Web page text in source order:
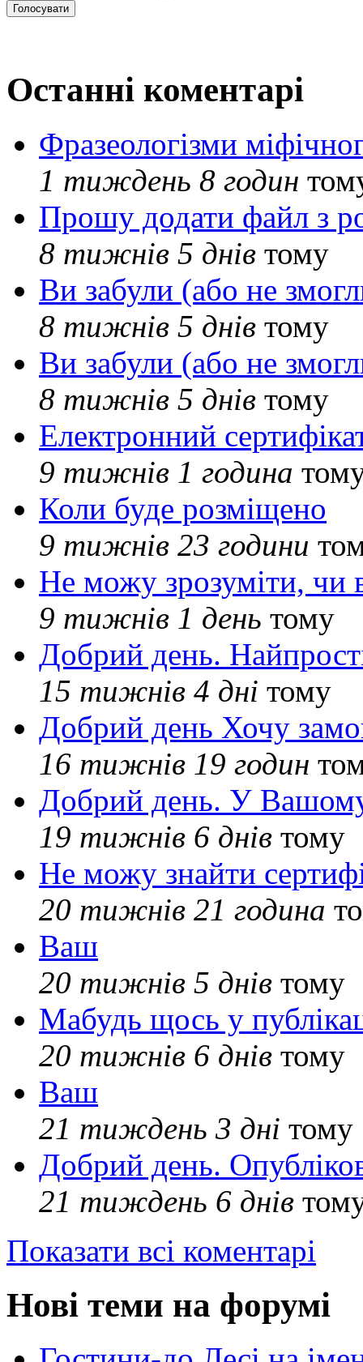
Останні коментарі
Фразеологізми
1 тиждень 8 годин
Прошу додати файл з
8 тижнів 5 днів тому
Ви забули (або не
8 тижнів 5 днів тому
Ви забули (або не
8 тижнів 5 днів тому
Електронний
9 тижнів 1 година
Коли буде розміщено
9 тижнів 23 години
Не можу зрозуміти, чи
9 тижнів 1 день тому
Добрий день.
15 тижнів 4 дні тому
Добрий день Хочу
16 тижнів 19 годин
Добрий день. У Вашому
19 тижнів 6 днів тому
Не можу знайти
20 тижнів 21 година
Ваш
20 тижнів 5 днів тому
Мабудь щось у
20 тижнів 6 днів тому
Ваш
21 тиждень 3 дні тому
Добрий день.
21 тиждень 6 днів
Показати всі коментарі
Нові теми на форумі